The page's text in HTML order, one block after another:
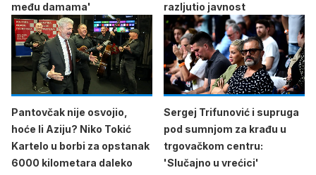
među damama'
razljutio javnost
Pantovčak nije osvojio,
hoće li Aziju? Niko Tokić
Kartelo u borbi za opstanak
6000 kilometara daleko
Sergej Trifunović i supruga
pod sumnjom za krađu u
trgovačkom centru:
'Slučajno u vrećici'